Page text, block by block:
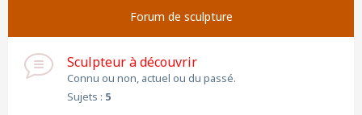
Forum de sculpture
Sculpteur à découvrir
Connu ou non, actuel ou du passé.
Sujets : 5